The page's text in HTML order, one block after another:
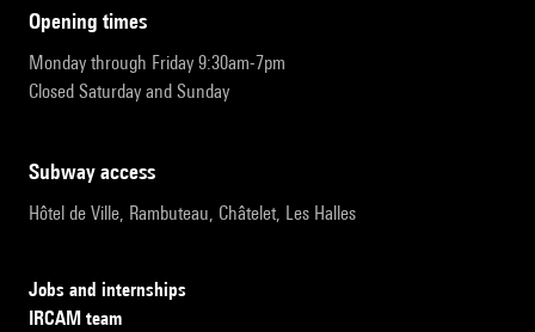
opening times
Monday through Friday 9:30am-7pm
Closed Saturday and Sunday
subway access
Hôtel de Ville, Rambuteau, Châtelet, Les Halles
Jobs and internships
IRCAM team